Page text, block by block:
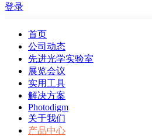
登录
首页
公司动态
先进光学实验室
展览会议
实用工具
解决方案
Photodigm
关于我们
产品中心